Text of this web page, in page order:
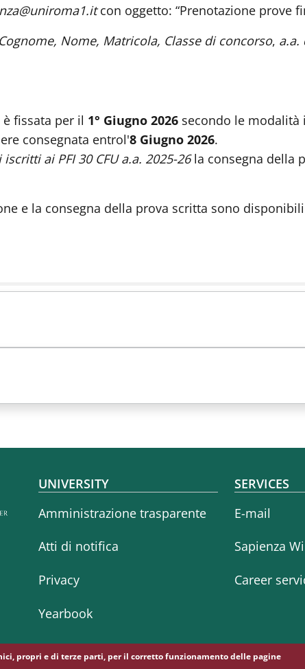
con oggetto: “Prenotazione prove
Cognome, Nome, Matricola, Classe di concorso, a.a.
fissata per il 1° Giugno 2026 secondo le
consegnata entrol'8 Giugno 2026.
ai PFI 30 CFU a.a. 2025-26la consegna della
e la consegna della prova scritta sono
Footer menu
UNIVERSITY
Amministrazione trasparente
Atti di notifica
Privacy
Yearbook
SERVICES
E-mail
Sapienza
Career
propri e di terze parti, per il corretto funzionamento delle pagine